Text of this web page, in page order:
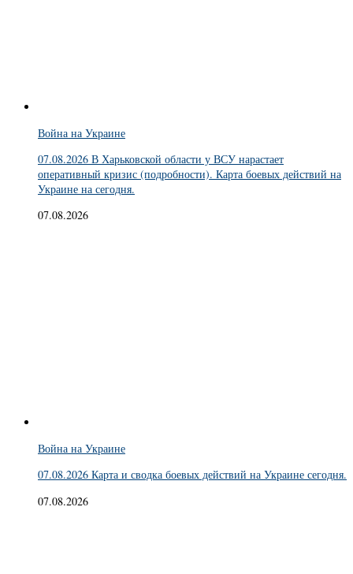
Война на Украине
07.08.2026 В Харьковской области у ВСУ нарастает
оперативный кризис (подробности). Карта боевых действий на
Украине на сегодня.
07.08.2026
Война на Украине
07.08.2026 Карта и сводка боевых действий на Украине сегодня.
07.08.2026